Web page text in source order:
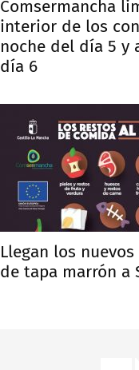
Comsermancha
interior de los
noche del día 5 y
día 6
Llegan los
de tapa marrón a